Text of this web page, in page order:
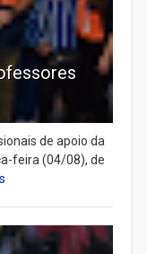
de apoio da
feira (04/08), de